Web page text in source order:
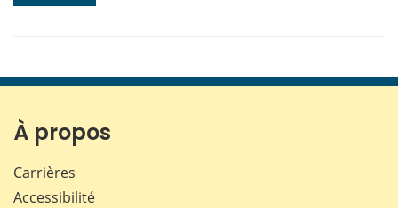
À propos
Carrières
Accessibilité